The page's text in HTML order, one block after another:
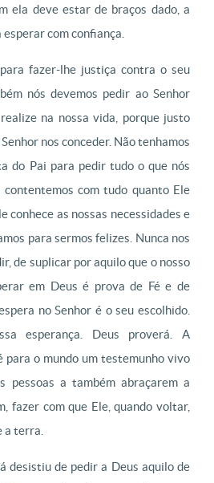
ela deve estar de braços dado, a
com confiança.
fazer-lhe justiça contra o seu
nós devemos pedir ao Senhor
na nossa vida, porque justo
nos conceder. Não tenhamos
do Pai para pedir tudo o que nós
contentemos com tudo quanto Ele
conhece as nossas necessidades e
para sermos felizes. Nunca nos
de suplicar por aquilo que o nosso
em Deus é prova de Fé e de
no Senhor é o seu escolhido.
esperança. Deus proverá. A
para o mundo um testemunho vivo
pessoas a também abraçarem a
fazer com que Ele, quando voltar,
a terra.
desistiu de pedir a Deus aquilo de